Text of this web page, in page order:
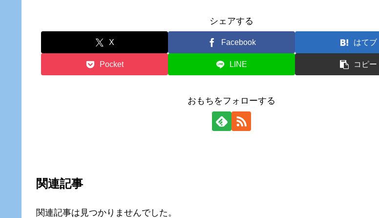
シェアする
X Facebook はてブ
Pocket LINE コピー
おもちをフォローする
関連記事
関連記事は見つかりませんでした。